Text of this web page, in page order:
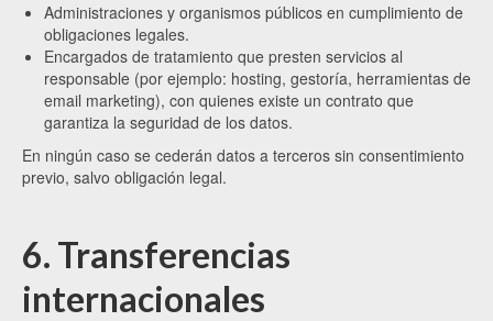
Administraciones y organismos públicos en cumplimiento de
obligaciones legales.
Encargados de tratamiento que presten servicios al
responsable (por ejemplo: hosting, gestoría, herramientas de
email marketing), con quienes existe un contrato que
garantiza la seguridad de los datos.
En ningún caso se cederán datos a terceros sin consentimiento
previo, salvo obligación legal.
6. Transferencias
internacionales